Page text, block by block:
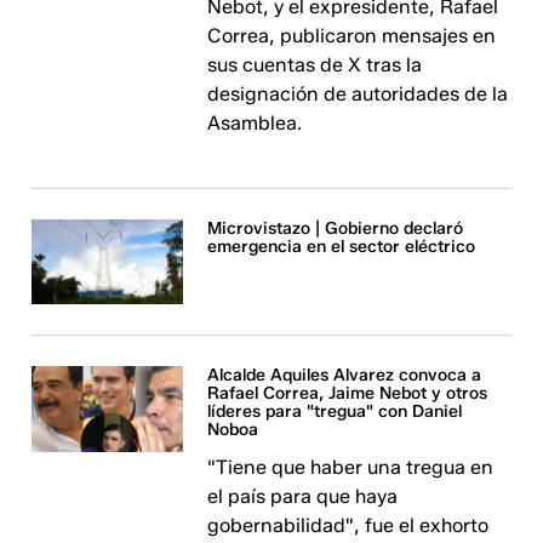
Nebot, y el expresidente, Rafael
Correa, publicaron mensajes en
sus cuentas de X tras la
designación de autoridades de la
Asamblea.
Microvistazo | Gobierno declaró
emergencia en el sector eléctrico
Alcalde Aquiles Alvarez convoca a
Rafael Correa, Jaime Nebot y otros
líderes para "tregua" con Daniel
Noboa
"Tiene que haber una tregua en
el país para que haya
gobernabilidad", fue el exhorto